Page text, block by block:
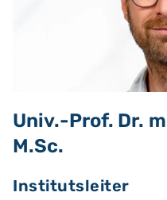
Univ.-Prof. Dr.
M.Sc.
Institutsleiter